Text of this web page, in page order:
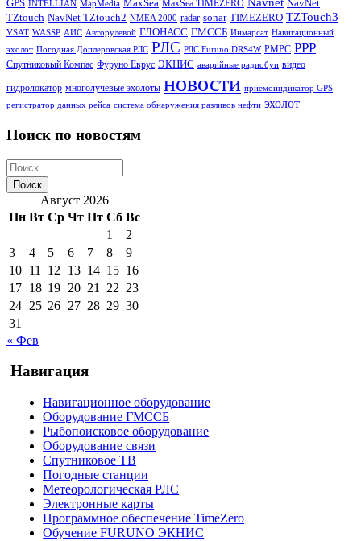
GPS INTELLIAN MapMedia MaxSea MaxSea TIMEZERO
NavNet
TZtouch NavNet TZtouch2 NMEA 2000 radar sonar TIMEZERO TZTouch3
VSAT WASSP АИС Авторулевой ГЛОНАСС ГМССБ Инмарсат Навигационный
эхолот Погодная Доплеровская РЛС РЛС РЛС Furuno DRS4W РМРС РРР
Спутниковый Компас Фуруно Еврус ЭКНИС аварийные радиобуи видео
гидролокатор многолучевые эхолоты новости приемоиндикатор GPS
регистратор данных рейса система обнаружения разливов нефти эхолот
Поиск по новостям
Август 2026
Пн Вт Ср Чт Пт Сб Вс
1
2
3
4 5 6 7 8
9
10 11 12 13 14 15 16
17 18 19 20 21 22 23
24 25 26 27 28 29 30
31
« Фев
Навигация
Навигационное оборудование
Оборудование ГМССБ
Рыбопоисковое оборудование
Оборудование связи
Спутниковое ТВ
Погодные станции
Метеорологическая РЛС
Электронные карты
Программное обеспечение TimeZero
Обучение FURUNO ЭКНИС